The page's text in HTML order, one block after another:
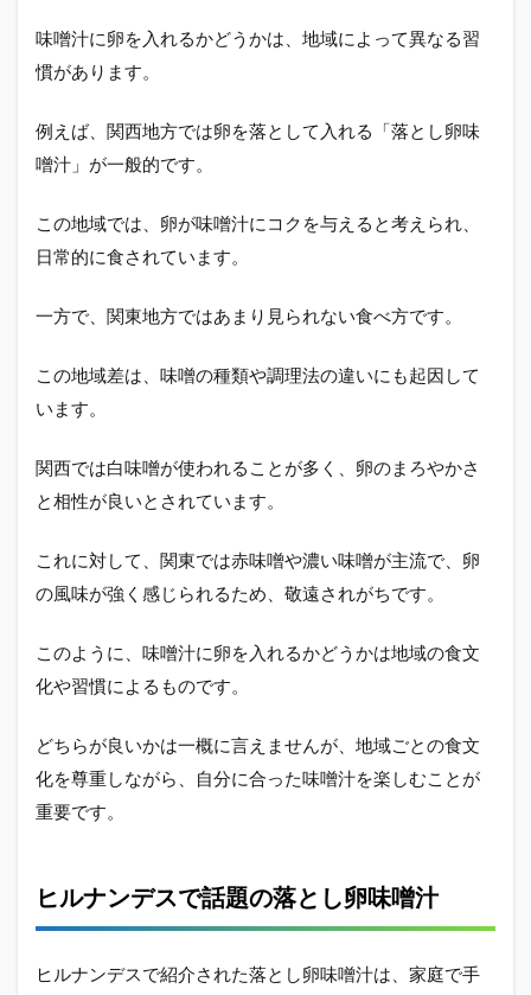
の種
類
汁に
卵を
とで
得ら
い味
2.5
卵の
せに
挑戦
2.6
味噌
卵は
あり
えな
題を
総括
味噌汁に卵を入れるかどうかは、地域によって異なる習
慣があります。
例えば、関西地方では卵を落として入れる「落とし卵味
噌汁」が一般的です。
この地域では、卵が味噌汁にコクを与えると考えられ、
日常的に食されています。
一方で、関東地方ではあまり見られない食べ方です。
この地域差は、味噌の種類や調理法の違いにも起因して
います。
関西では白味噌が使われることが多く、卵のまろやかさ
と相性が良いとされています。
これに対して、関東では赤味噌や濃い味噌が主流で、卵
の風味が強く感じられるため、敬遠されがちです。
このように、味噌汁に卵を入れるかどうかは地域の食文
化や習慣によるものです。
どちらが良いかは一概に言えませんが、地域ごとの食文
化を尊重しながら、自分に合った味噌汁を楽しむことが
重要です。
ヒルナンデスで話題の落とし卵味噌汁
ヒルナンデスで紹介された落とし卵味噌汁は、家庭で手